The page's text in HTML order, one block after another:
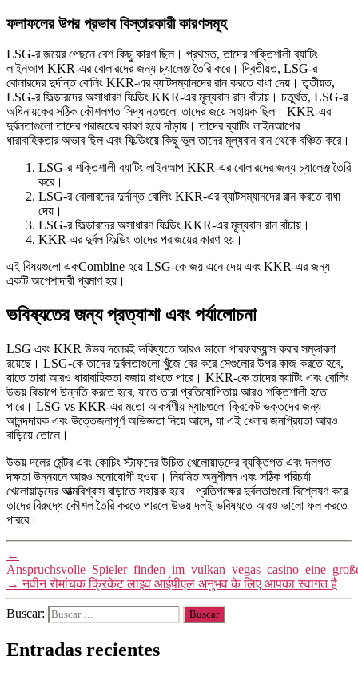
ফলাফলের উপর প্রভাব বিস্তারকারী কারণসমূহ
LSG-র জয়ের পেছনে বেশ কিছু কারণ ছিল। প্রথমত, তাদের শক্তিশালী ব্যাটিং
লাইনআপ KKR-এর বোলারদের জন্য চ্যালেঞ্জ তৈরি করে। দ্বিতীয়ত, LSG-র
বোলারদের দুর্দান্ত বোলিং KKR-এর ব্যাটসম্যানদের রান করতে বাধা দেয়। তৃতীয়ত,
LSG-র ফিল্ডারদের অসাধারণ ফিল্ডিং KKR-এর মূল্যবান রান বাঁচায়। চতুর্থত, LSG-র
অধিনায়কের সঠিক কৌশলগত সিদ্ধান্তগুলো তাদের জয়ে সহায়ক ছিল। KKR-এর
দুর্বলতাগুলো তাদের পরাজয়ের কারণ হয়ে দাঁড়ায়। তাদের ব্যাটিং লাইনআপের
ধারাবাহিকতার অভাব ছিল এবং ফিল্ডিংয়ে কিছু ভুল তাদের মূল্যবান রান থেকে বঞ্চিত করে।
LSG-র শক্তিশালী ব্যাটিং লাইনআপ KKR-এর বোলারদের জন্য চ্যালেঞ্জ তৈরি
করে।
LSG-র বোলারদের দুর্দান্ত বোলিং KKR-এর ব্যাটসম্যানদের রান করতে বাধা
দেয়।
LSG-র ফিল্ডারদের অসাধারণ ফিল্ডিং KKR-এর মূল্যবান রান বাঁচায়।
KKR-এর দুর্বল ফিল্ডিং তাদের পরাজয়ের কারণ হয়।
এই বিষয়গুলো একCombine হয়ে LSG-কে জয় এনে দেয় এবং KKR-এর জন্য
একটি অপেশাদারী প্রমাণ হয়।
ভবিষ্যতের জন্য প্রত্যাশা এবং পর্যালোচনা
LSG এবং KKR উভয় দলেরই ভবিষ্যতে আরও ভালো পারফরম্যান্স করার সম্ভাবনা
রয়েছে। LSG-কে তাদের দুর্বলতাগুলো খুঁজে বের করে সেগুলোর উপর কাজ করতে হবে,
যাতে তারা আরও ধারাবাহিকতা বজায় রাখতে পারে। KKR-কে তাদের ব্যাটিং এবং বোলিং
উভয় বিভাগে উন্নতি করতে হবে, যাতে তারা প্রতিযোগিতায় আরও শক্তিশালী হতে
পারে। LSG vs KKR-এর মতো আকর্ষণীয় ম্যাচগুলো ক্রিকেট ভক্তদের জন্য
আনন্দদায়ক এবং উত্তেজনাপূর্ণ অভিজ্ঞতা নিয়ে আসে, যা এই খেলার জনপ্রিয়তা আরও
বাড়িয়ে তোলে।
উভয় দলের মেন্টর এবং কোচিং স্টাফদের উচিত খেলোয়াড়দের ব্যক্তিগত এবং দলগত
দক্ষতা উন্নয়নে আরও মনোযোগী হওয়া। নিয়মিত অনুশীলন এবং সঠিক পরিচর্যা
খেলোয়াড়দের আত্মবিশ্বাস বাড়াতে সহায়ক হবে। প্রতিপক্ষের দুর্বলতাগুলো বিশ্লেষণ করে
তাদের বিরুদ্ধে কৌশল তৈরি করতে পারলে উভয় দলই ভবিষ্যতে আরও ভালো ফল করতে
পারবে।
←
→ नवीन रोमांचक क्रिकेट लाइव आईपीएल अनुभव के लिए आपका स्वागत है
Buscar:
Entradas recientes